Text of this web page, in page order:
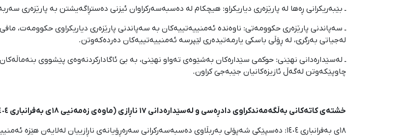
ـ بێبەریکرانی ڕەها لە پارێزەری دیاریکراو: هیچکام لە دەسبەسەرکراوان ئیزنی دەستڕاگەیشتن بە پارێزەری
ـ سەپاندنی پارێزەری حکوومەتی: ناوەندە ئەمنییەتییەکان بە سەپاندنی پارێزەری دیاریکراوی حکوومەت، مافی
لەجیاتی بەرگری، لە ڕۆڵی باسکی یارمەتیدەری لێپرسە ئەمنییەتییەکان دەردەکەوتن.
ـ لەسێدارەدانی نهێنی: حوکمی سێدارەکان بەشێوەی تەواو نهێنی، بە بێ ئاگادارکردنەوەی پێشووی
چاوپێکەوتن لەگەڵ ئازیزەکانیان جێبەجێ کراون.
خشتەی کاتەکانی بەڵگەمەندکراوی دادڕەسی و لەسێدارەدانی ١٧ ناڕازی (ماوەی زەمەنیی ١٨ی بەفرانباری ١٤٠٤ هەتا ٩ی جۆزەردانی ١٤٠٥)؛
١٨ی بەفرانباری ١٤٠٤: دەسپێکی شەپۆلی بەربڵاوی دەسبەسەرکرانی سەرەڕۆیانەی ناڕازییان لەلایەن هێزە ئەمنییەتییەکانەوە.